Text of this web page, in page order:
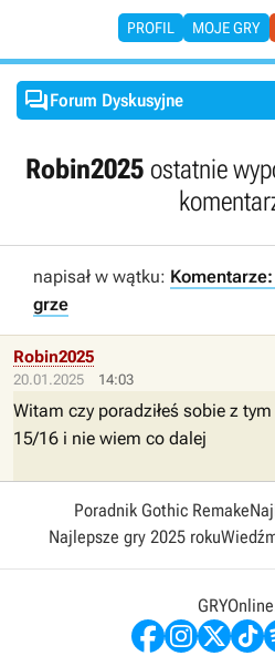
PROFIL MOJE GRY
Forum Dyskusyjne
Robin2025 ostatnie
napisał w wątku:
grze
20.01.2025 14:03
Robin2025
Witam czy poradziłeś sobie z
15/16 i nie wiem co dalej
Poradnik Gothic Remake
Najlepsze gry 2025 roku